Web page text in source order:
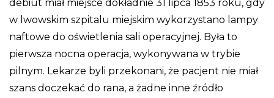
debiut miał miejsce dokładnie 31 lipca 1853 roku, gdy
w lwowskim szpitalu miejskim wykorzystano lampy
naftowe do oświetlenia sali operacyjnej. Była to
pierwsza nocna operacja, wykonywana w trybie
pilnym. Lekarze byli przekonani, że pacjent nie miał
szans doczekać do rana, a żadne inne źródło